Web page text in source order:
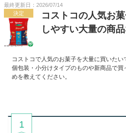
最終更新日：2026/07/14
決定
コストコの人気お
しやすい大量の商
コストコで人気のお菓子を大量に買いた
個包装・小分けタイプのものや新商品で
めを教えてください。
1